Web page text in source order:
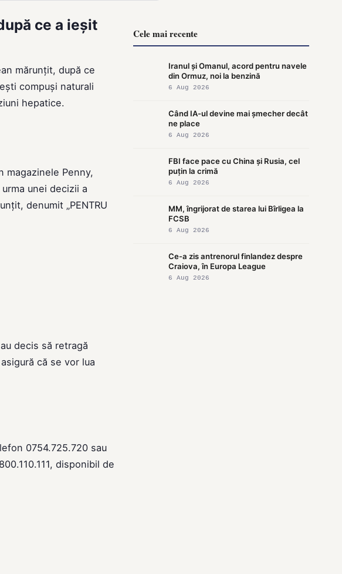
ce a ieșit
mărunțit, după ce
compuși naturali
hepatice.
magazinele Penny,
unei decizii a
denumit „PENTRU
decis să retragă
că se vor lua
0754.725.720 sau
disponibil de
Cele mai recente
Iranul și Omanul, acord pentru navele
din Ormuz, noi la benzină
6 Aug 2026
Când IA-ul devine mai șmecher decât
ne place
6 Aug 2026
FBI face pace cu China și Rusia, cel
puțin la crimă
6 Aug 2026
MM, îngrijorat de starea lui Bîrligea la
FCSB
6 Aug 2026
Ce-a zis antrenorul finlandez despre
Craiova, în Europa League
6 Aug 2026